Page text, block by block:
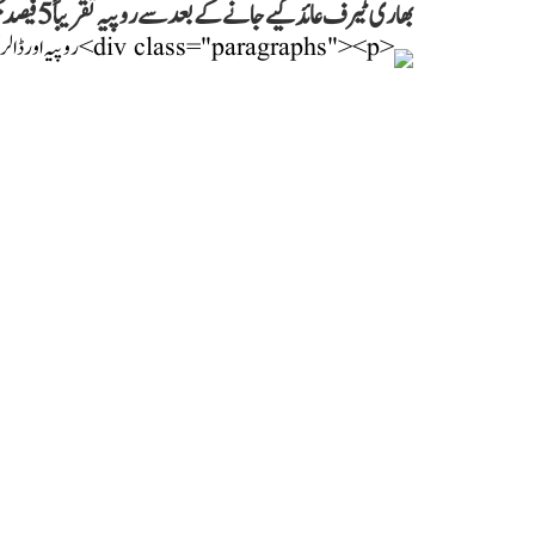
بھاری ٹیرف عائد کیے جانے کے بعد سے روپیہ تقریباً 5 فیصد تک گر چکا ہے